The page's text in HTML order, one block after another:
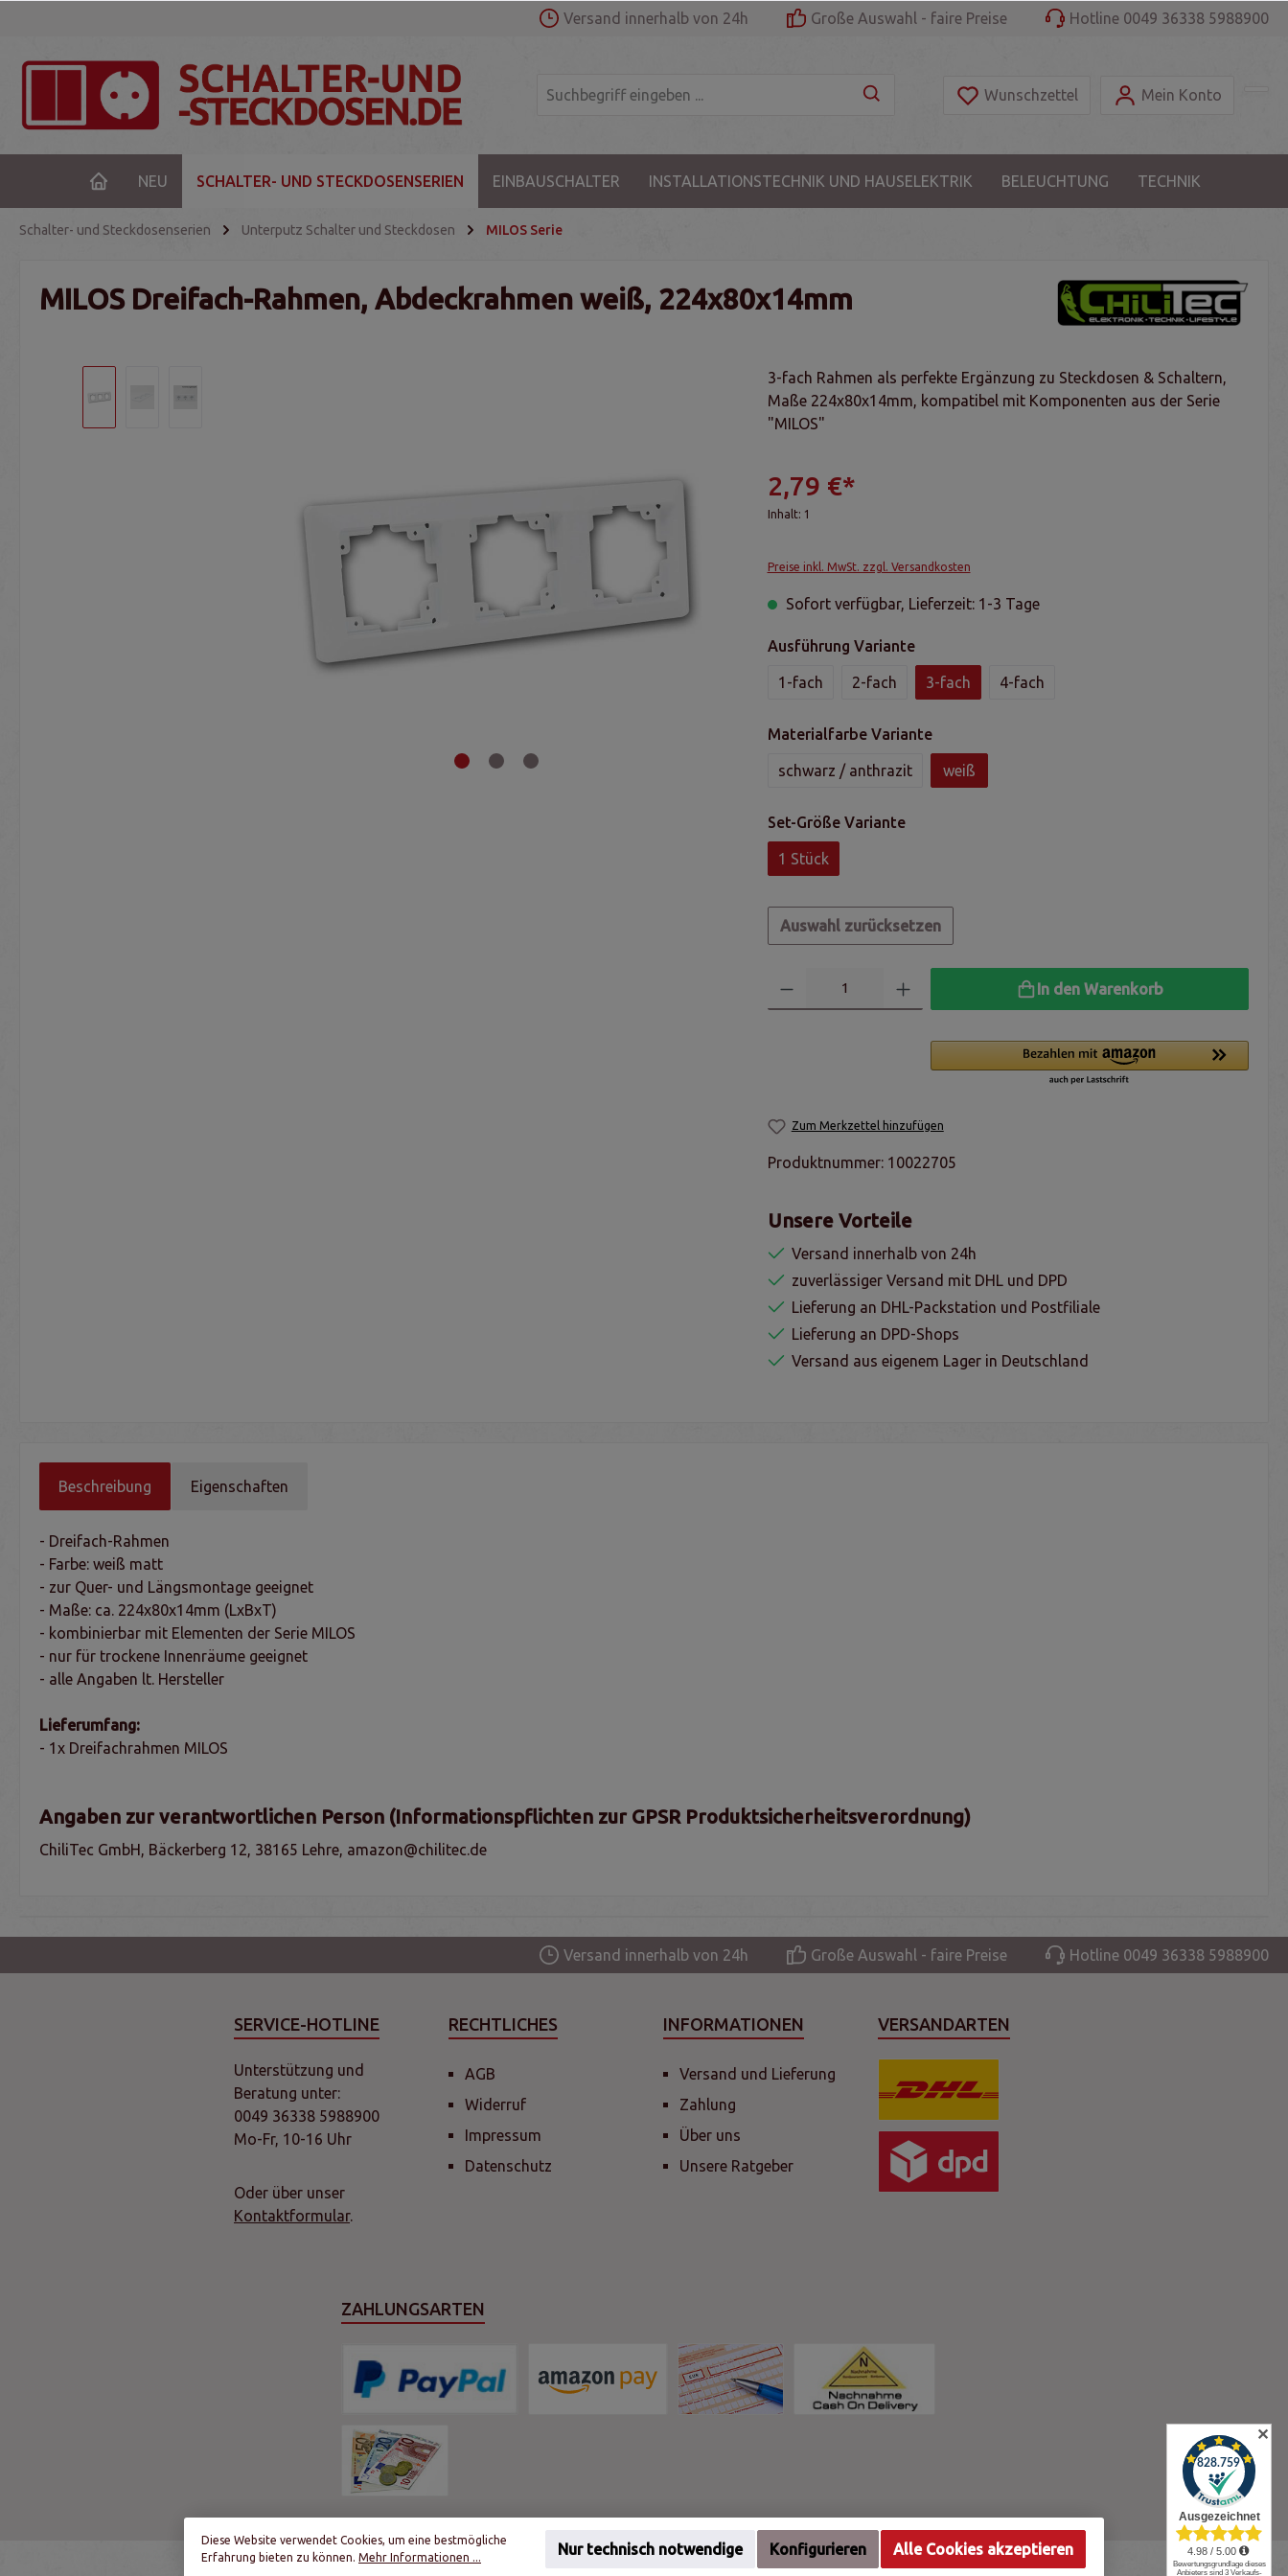
Versand innerhalb von 24h Große Auswahl - faire Preise Hotline 0049 36338 5988900
Wunschzettel Mein Konto
NEU SCHALTER- UND STECKDOSENSERIEN EINBAUSCHALTER INSTALLATIONSTECHNIK UND HAUSELEKTRIK BELEUCHTUNG TECHNIK
Schalter- und Steckdosenserien Unterputz Schalter und Steckdosen MILOS Serie
MILOS Dreifach-Rahmen, Abdeckrahmen weiß, 224x80x14mm
3-fach Rahmen als perfekte Ergänzung zu Steckdosen & Schaltern,
Maße 224x80x14mm, kompatibel mit Komponenten aus der Serie
"MILOS"
2,79 €*
Inhalt: 1
Preise inkl. MwSt. zzgl. Versandkosten
Sofort verfügbar, Lieferzeit: 1-3 Tage
Ausführung Variante
1-fach 2-fach 3-fach 4-fach
Materialfarbe Variante
schwarz / anthrazit weiß
Set-Größe Variante
1 Stück
Auswahl zurücksetzen
In den Warenkorb
Zum Merkzettel hinzufügen
Produktnummer: 10022705
Unsere Vorteile
Versand innerhalb von 24h
zuverlässiger Versand mit DHL und DPD
Lieferung an DHL-Packstation und Postfiliale
Lieferung an DPD-Shops
Versand aus eigenem Lager in Deutschland
Beschreibung Eigenschaften
- Dreifach-Rahmen
- Farbe: weiß matt
- zur Quer- und Längsmontage geeignet
- Maße: ca. 224x80x14mm (LxBxT)
- kombinierbar mit Elementen der Serie MILOS
- nur für trockene Innenräume geeignet
- alle Angaben lt. Hersteller
Lieferumfang:
- 1x Dreifachrahmen MILOS
Angaben zur verantwortlichen Person (Informationspflichten zur GPSR Produktsicherheitsverordnung)
ChiliTec GmbH, Bäckerberg 12, 38165 Lehre, amazon@chilitec.de
Versand innerhalb von 24h Große Auswahl - faire Preise Hotline 0049 36338 5988900
SERVICE-HOTLINE
Unterstützung und
Beratung unter:
0049 36338 5988900
Mo-Fr, 10-16 Uhr
Oder über unser
Kontaktformular.
RECHTLICHES
AGB
Widerruf
Impressum
Datenschutz
INFORMATIONEN
Versand und Lieferung
Zahlung
Über uns
Unsere Ratgeber
VERSANDARTEN
ZAHLUNGSARTEN
Diese Website verwendet Cookies, um eine bestmögliche
Erfahrung bieten zu können. Mehr Informationen ... Nur technisch notwendige Konfigurieren Alle Cookies akzeptieren
✕